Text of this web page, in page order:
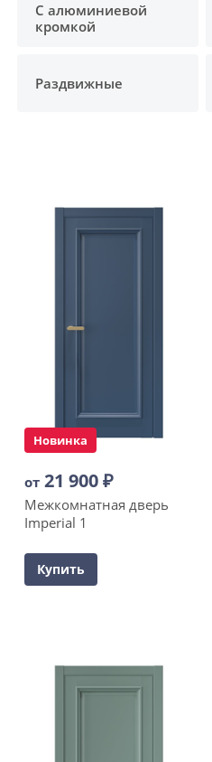
С алюминиевой
кромкой
Раздвижные
Новинка
от 21 900₽
Межкомнатная дверь
Imperial 1
Купить